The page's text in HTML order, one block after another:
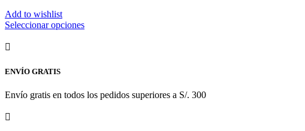
Add to wishlist
Seleccionar opcionesEste
se
ENVÍO GRATIS
Envío gratis en todos los pedidos superiores a S/. 300